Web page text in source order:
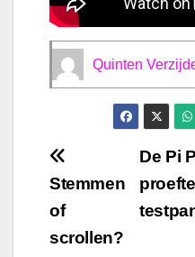
Quinten
Bericht
navigatie
De Pi
Stemmen
of
scrollen?